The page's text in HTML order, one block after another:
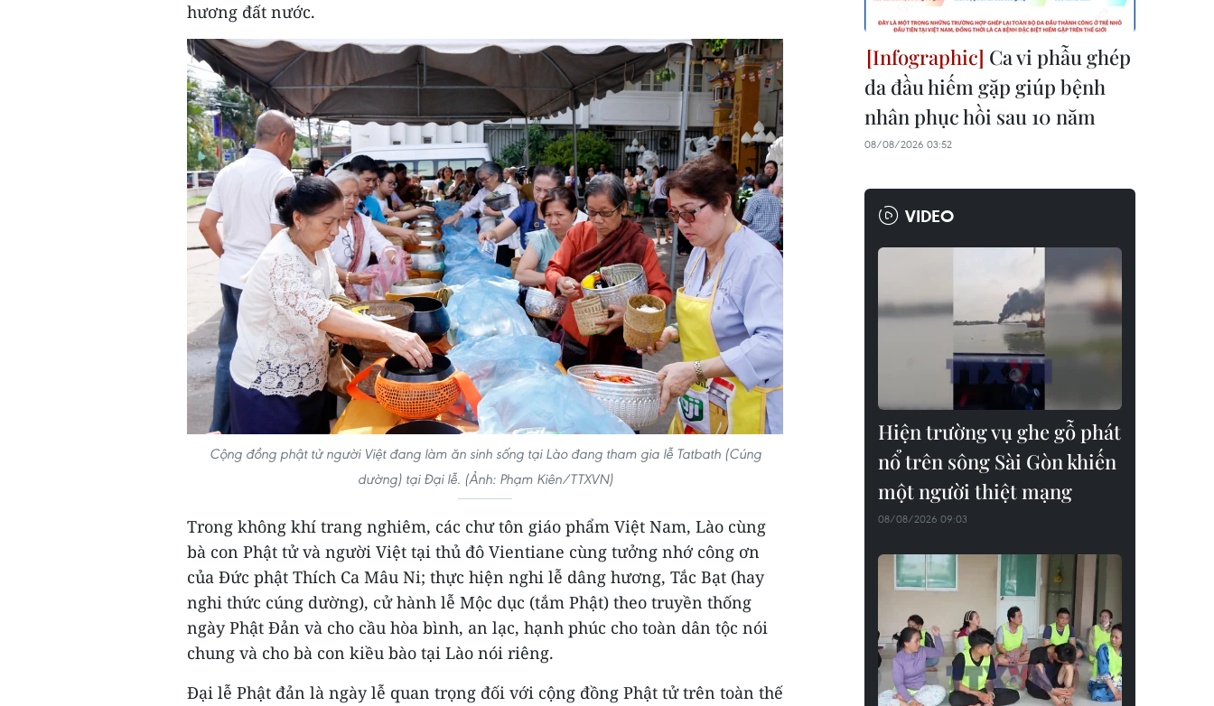
hương đất nước.
Cộng đồng phật tử người Việt đang làm ăn sinh sống tại Lào đang tham gia lễ Tatbath (Cúng
dường) tại Đại lễ. (Ảnh: Phạm Kiên/TTXVN)
Trong không khí trang nghiêm, các chư tôn giáo phẩm Việt Nam, Lào cùng
bà con Phật tử và người Việt tại thủ đô Vientiane cùng tưởng nhớ công ơn
của Đức phật Thích Ca Mâu Ni; thực hiện nghi lễ dâng hương, Tắc Bạt (hay
nghi thức cúng dường), cử hành lễ Mộc dục (tắm Phật) theo truyền thống
ngày Phật Đản và cho cầu hòa bình, an lạc, hạnh phúc cho toàn dân tộc nói
chung và cho bà con kiều bào tại Lào nói riêng.
Đại lễ Phật đản là ngày lễ quan trọng đối với cộng đồng Phật tử trên toàn thế
Ca vi phẫu ghép
da đầu hiếm gặp giúp bệnh
nhân phục hồi sau 10 năm
08/08/2026 03:52
VIDEO
Hiện trường vụ ghe gỗ phát
nổ trên sông Sài Gòn khiến
một người thiệt mạng
08/08/2026 09:03